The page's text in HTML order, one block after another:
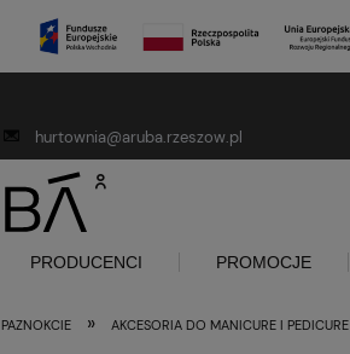
hurtownia@aruba.rzeszow.pl
PRODUCENCI PROMOCJE
PAZNOKCIE » AKCESORIA DO MANICURE I PEDICURE